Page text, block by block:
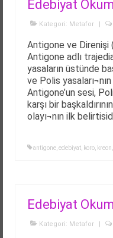
Yazarlık Atölyesi
Edebiyat
Kategori: Metafor |
Antigone ve Direnişi
Antigone adlı
yasaların üstünde
ve Polis yasaları¬nın
Antigone’un sesi,
karşı bir
olayı¬nın ilk
antigone edebiyat koro kreon
Edebiyat
Kategori: Metafor |